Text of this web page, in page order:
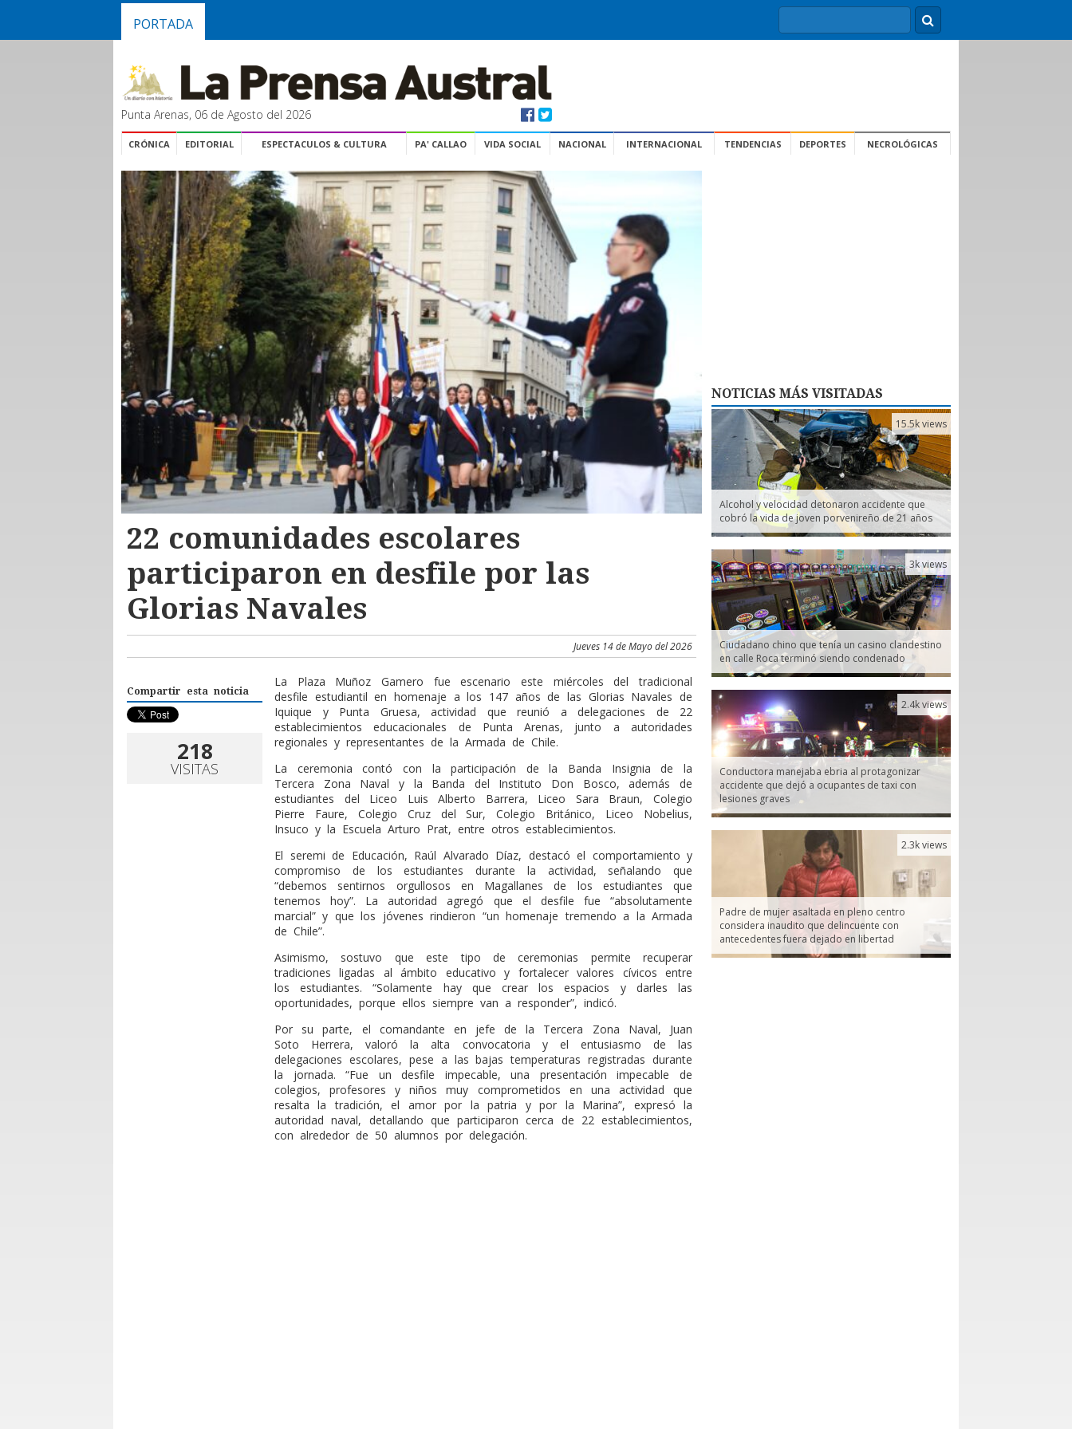
PORTADA
Punta Arenas, 06 de Agosto del 2026
CRÓNICA EDITORIAL ESPECTACULOS & CULTURA PA' CALLAO VIDA SOCIAL NACIONAL INTERNACIONAL TENDENCIAS DEPORTES NECROLÓGICAS
22 comunidades escolares
participaron en desfile por las
Glorias Navales
Jueves 14 de Mayo del 2026
Compartir esta noticia
218
VISITAS
La Plaza Muñoz Gamero fue escenario este miércoles del tradicional
desfile estudiantil en homenaje a los 147 años de las Glorias Navales de
Iquique y Punta Gruesa, actividad que reunió a delegaciones de 22
establecimientos educacionales de Punta Arenas, junto a autoridades
regionales y representantes de la Armada de Chile.
La ceremonia contó con la participación de la Banda Insignia de la
Tercera Zona Naval y la Banda del Instituto Don Bosco, además de
estudiantes del Liceo Luis Alberto Barrera, Liceo Sara Braun, Colegio
Pierre Faure, Colegio Cruz del Sur, Colegio Británico, Liceo Nobelius,
Insuco y la Escuela Arturo Prat, entre otros establecimientos.
El seremi de Educación, Raúl Alvarado Díaz, destacó el comportamiento y
compromiso de los estudiantes durante la actividad, señalando que
“debemos sentirnos orgullosos en Magallanes de los estudiantes que
tenemos hoy”. La autoridad agregó que el desfile fue “absolutamente
marcial” y que los jóvenes rindieron “un homenaje tremendo a la Armada
de Chile”.
Asimismo, sostuvo que este tipo de ceremonias permite recuperar
tradiciones ligadas al ámbito educativo y fortalecer valores cívicos entre
los estudiantes. “Solamente hay que crear los espacios y darles las
oportunidades, porque ellos siempre van a responder”, indicó.
Por su parte, el comandante en jefe de la Tercera Zona Naval, Juan
Soto Herrera, valoró la alta convocatoria y el entusiasmo de las
delegaciones escolares, pese a las bajas temperaturas registradas durante
la jornada. “Fue un desfile impecable, una presentación impecable de
colegios, profesores y niños muy comprometidos en una actividad que
resalta la tradición, el amor por la patria y por la Marina”, expresó la
autoridad naval, detallando que participaron cerca de 22 establecimientos,
con alrededor de 50 alumnos por delegación.
NOTICIAS MÁS VISITADAS
Alcohol y velocidad detonaron accidente que
cobró la vida de joven porvenireño de 21 años
15.5k views
Ciudadano chino que tenía un casino clandestino
en calle Roca terminó siendo condenado
3k views
Conductora manejaba ebria al protagonizar
accidente que dejó a ocupantes de taxi con
lesiones graves
2.4k views
Padre de mujer asaltada en pleno centro
considera inaudito que delincuente con
antecedentes fuera dejado en libertad
2.3k views